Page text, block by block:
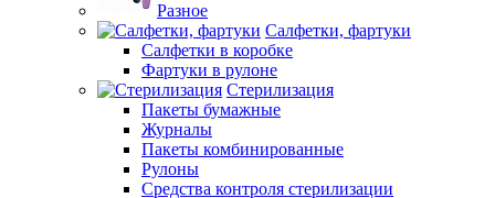
Разное
Салфетки, фартуки
Салфетки в коробке
Фартуки в рулоне
Стерилизация
Пакеты бумажные
Журналы
Пакеты комбинированные
Рулоны
Средства контроля стерилизации